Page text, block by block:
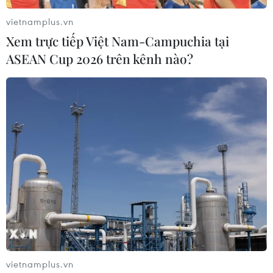
#Hiệp định EVFTA #thương hiệu
#xuất khẩu nông sản
#chứng nhận xuất xứ
#gian lận xuất xứ
TP. Hà Nội
Theo dõi VietnamPlus
TIN LIÊN QUAN
vietnamplus.vn
Xem trực tiếp Việt Nam-Campuchia tại
ASEAN Cup 2026 trên kênh nào?
vietnamplus.vn